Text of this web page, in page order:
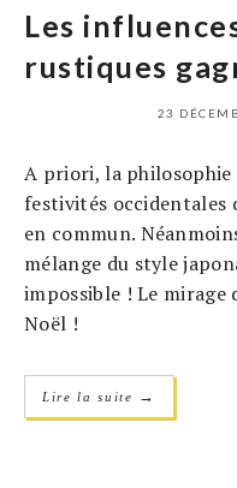
Les
rustiques
23
A priori, la philosophie
festivités occidentales
en commun.
mélange du style
impossible ! Le mirage
Noël !
Lire la suite →